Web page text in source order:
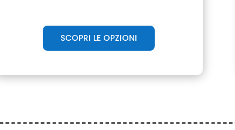
SCOPRI LE OPZIONI